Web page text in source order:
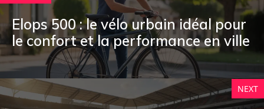
Elops 500 : le vélo urbain idéal pour
le confort et la performance en ville
NEXT